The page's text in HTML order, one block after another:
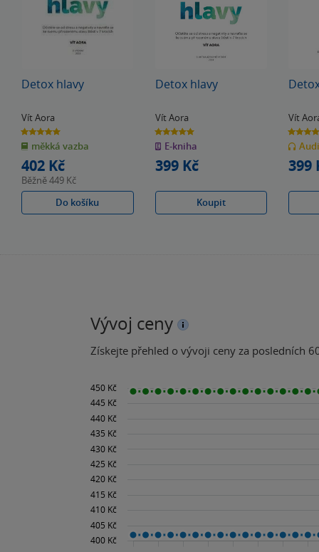
Detox hlavy
Vít Aora
5.0
z
5
hvězdiček
měkká vazba
402 Kč
Běžně449 Kč
Do košíku
Detox hlavy
Vít Aora
5.0
z
5
hvězdiček
E-kniha
399 Kč
Koupit
Vít
5.0
z
5
hvězdiček
399
Vývoj ceny
Získejte přehled o vývoji ceny za posledních